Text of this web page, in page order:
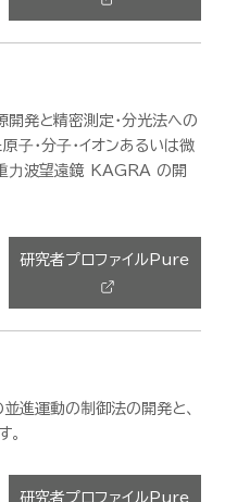
開発と精密測定・分光法への
・分⼦・イオンあるいは微
⼒波望遠鏡 KAGRA の開
研究者プロファイルPure
進運動の制御法の開発と、
。
研究者プロファイルPure